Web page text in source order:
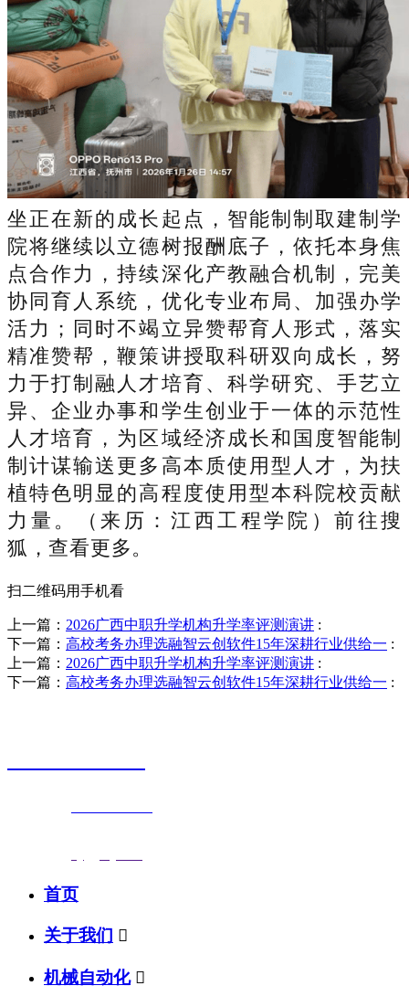
坐正在新的成长起点，智能制制取建制学
院将继续以立德树报酬底子，依托本身焦
点合作力，持续深化产教融合机制，完美
协同育人系统，优化专业布局、加强办学
活力；同时不竭立异赞帮育人形式，落实
精准赞帮，鞭策讲授取科研双向成长，努
力于打制融人才培育、科学研究、手艺立
异、企业办事和学生创业于一体的示范性
人才培育，为区域经济成长和国度智能制
制计谋输送更多高本质使用型人才，为扶
植特色明显的高程度使用型本科院校贡献
力量。（来历：江西工程学院）前往搜
狐，查看更多。
扫二维码用手机看
上一篇： 2026广西中职升学机构升学率评测演讲 :
下一篇： 高校考务办理选融智云创软件15年深耕行业供给一 :
上一篇： 2026广西中职升学机构升学率评测演讲 :
下一篇： 高校考务办理选融智云创软件15年深耕行业供给一 :
首页
关于我们 
机械自动化 